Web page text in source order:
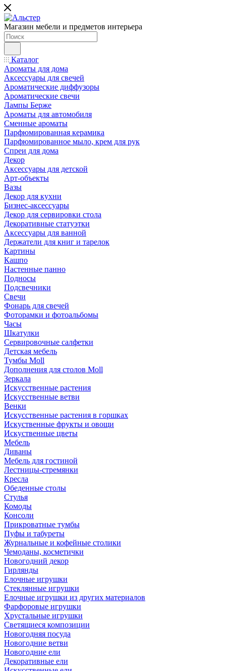
Магазин мебели и предметов интерьера
Каталог
Ароматы для дома
Аксессуары для свечей
Ароматические диффузоры
Ароматические свечи
Лампы Берже
Ароматы для автомобиля
Сменные ароматы
Парфюмированная керамика
Парфюмированное мыло, крем для рук
Спреи для дома
Декор
Аксессуары для детской
Арт-объекты
Вазы
Декор для кухни
Бизнес-аксессуары
Декор для сервировки стола
Декоративные статуэтки
Аксессуары для ванной
Держатели для книг и тарелок
Картины
Кашпо
Настенные панно
Подносы
Подсвечники
Свечи
Фонарь для свечей
Фоторамки и фотоальбомы
Часы
Шкатулки
Сервировочные салфетки
Детская мебель
Тумбы Moll
Дополнения для столов Moll
Зеркала
Искусственные растения
Искусственные ветви
Венки
Искусственные растения в горшках
Искуственные фрукты и овощи
Искуственные цветы
Мебель
Диваны
Мебель для гостиной
Лестницы-стремянки
Кресла
Обеденные столы
Стулья
Комоды
Консоли
Прикроватные тумбы
Пуфы и табуреты
Журнальные и кофейные столики
Чемоданы, косметички
Новогодний декор
Гирлянды
Елочные игрушки
Стеклянные игрушки
Елочные игрушки из других материалов
Фарфоровые игрушки
Хрустальные игрушки
Светящиеся композиции
Новогодняя посуда
Новогодние ветви
Новогодние ели
Декоративные ели